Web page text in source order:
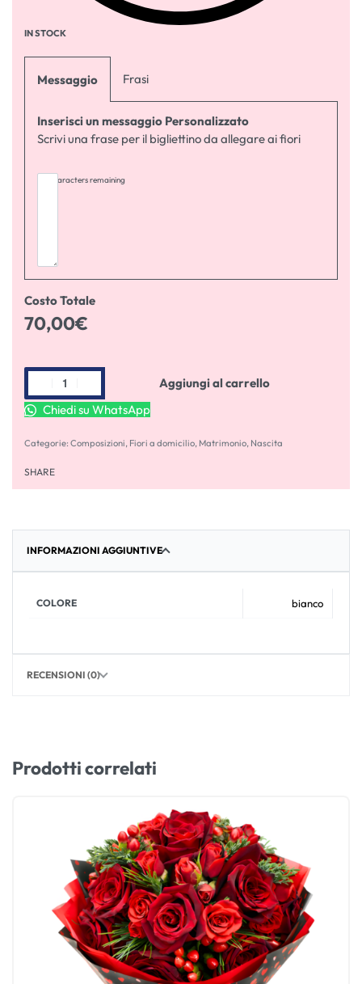
IN STOCK
Messaggio Frasi
Inserisci un messaggio Personalizzato
Scrivi una frase per il bigliettino da allegare ai fiori
characters remaining
Costo Totale
70,00€
Aggiungi al carrello
Chiedi su WhatsApp
Categorie: Composizioni, Fiori a domicilio, Matrimonio, Nascita
SHARE
INFORMAZIONI AGGIUNTIVE
COLORE bianco
RECENSIONI (0)
Prodotti correlati